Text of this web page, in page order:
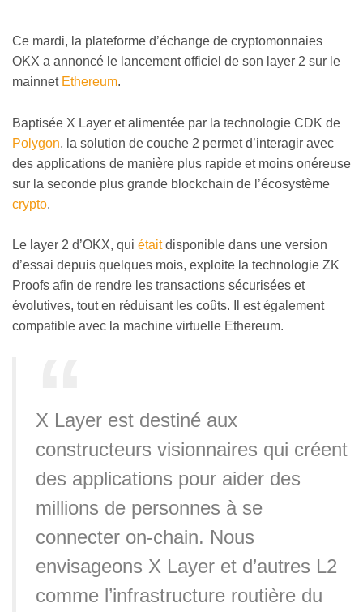
Ce mardi, la plateforme d’échange de cryptomonnaies
OKX a annoncé le lancement officiel de son layer 2 sur le
mainnet Ethereum.
Baptisée X Layer et alimentée par la technologie CDK de
Polygon, la solution de couche 2 permet d’interagir avec
des applications de manière plus rapide et moins onéreuse
sur la seconde plus grande blockchain de l’écosystème
crypto.
Le layer 2 d’OKX, qui étaitdisponible dans une version
d’essai depuis quelques mois, exploite la technologie ZK
Proofs afin de rendre les transactions sécurisées et
évolutives, tout en réduisant les coûts. Il est également
compatible avec la machine virtuelle Ethereum.
X Layer est destiné aux
constructeurs visionnaires qui créent
des applications pour aider des
millions de personnes à se
connecter on-chain. Nous
envisageons X Layer et d’autres L2
comme l’infrastructure routière du